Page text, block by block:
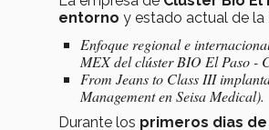
entorno y estado actual de la
Enfoque regional e
MEX del clúster BIO El Paso -
From Jeans to Class III
Management en Seisa Medical).
Durante los primeros dias